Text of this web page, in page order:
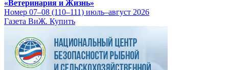
«Ветеринария и Жизнь»
Номер 07–08 (110–111) июль–август 2026
Газета ВиЖ. Купить